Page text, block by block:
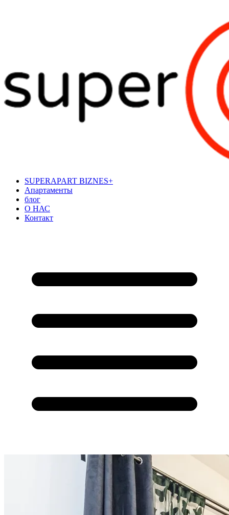
SUPERAPART BIZNES+
Апартаменты
блог
О НАС
Контакт